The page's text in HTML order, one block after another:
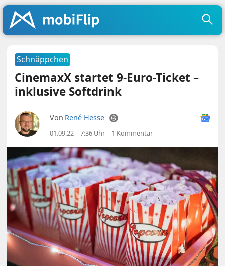
Schnäppchen
CinemaxX startet 9-Euro-Ticket –
inklusive Softdrink
Von René Hesse
01.09.22 | 7:36 Uhr | 1 Kommentar